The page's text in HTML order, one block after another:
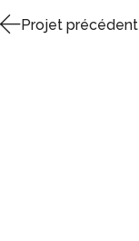
Projet précédent